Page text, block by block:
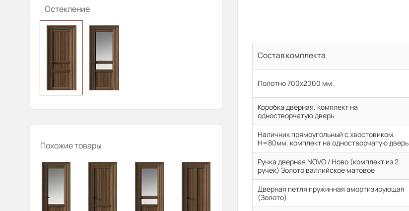
Остекление
Похожие товары
Состав комплекта
Полотно 700x2000 мм.
Коробка дверная. комплект на
одностворчатую дверь
Наличник прямоугольный с хвостовиком,
H=80мм, комплект на одностворчатую дверь
Ручка дверная NOVO / Ново (комплект из 2
ручек) Золото валлийское матовое
Дверная петля пружинная амортизирующая
(Золото)